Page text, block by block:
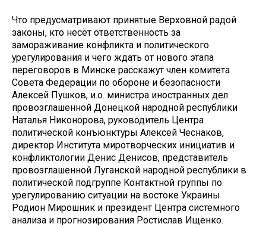
Что предусматривают принятые Верховной радой
законы, кто несёт ответственность за
замораживание конфликта и политического
урегулирования и чего ждать от нового этапа
переговоров в Минске расскажут член комитета
Совета Федерации по обороне и безопасности
Алексей Пушков, и.о. министра иностранных дел
провозглашенной Донецкой народной республики
Наталья Никонорова, руководитель Центра
политической конъюнктуры Алексей Чеснаков,
директор Института миротворческих инициатив и
конфликтологии Денис Денисов, представитель
провозглашенной Луганской народной республики в
политической подгруппе Контактной группы по
урегулированию ситуации на востоке Украины
Родион Мирошник и президент Центра системного
анализа и прогнозирования Ростислав Ищенко.